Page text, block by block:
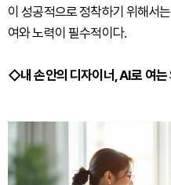
이 성공적으로 정착하기 위해서
여와 노력이 필수적이다.
◇내 손안의 디자이너, AI로 여